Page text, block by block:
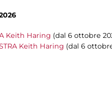
Keith Haring (dal 6 ottobre
Keith Haring (dal 6